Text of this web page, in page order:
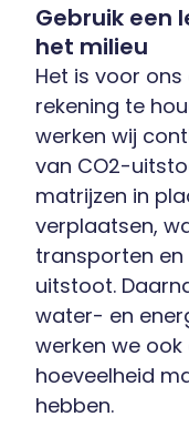
Gebruik een
het milieu
Het is voor
rekening te
werken wij
van CO2-
matrijzen in
verplaatsen,
transporten en
uitstoot.
water- en
werken we
hoeveelheid
hebben.